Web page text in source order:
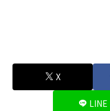
X
LINE